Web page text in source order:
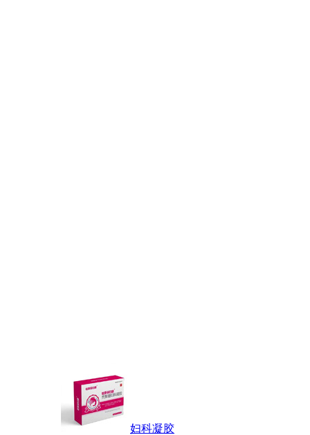
妇科凝胶